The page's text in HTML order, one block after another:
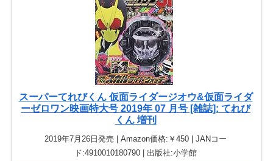
スーパーてれびくん 仮面ライダージオウ&仮面ライダ
ーゼロワン映画特大号 2019年 07 月号 [雑誌]: てれび
くん 増刊
2019年7月26日発売 | Amazon価格:￥450 | JANコー
ド:4910010180790 | 出版社:小学館